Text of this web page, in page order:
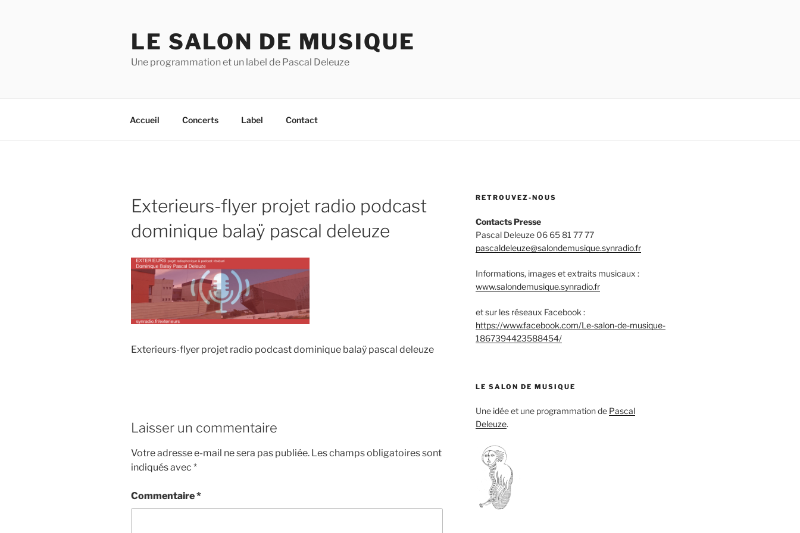
LE SALON DE MUSIQUE
Une programmation et un label de Pascal Deleuze
Accueil Concerts Label Contact
Exterieurs-flyer projet radio podcast
dominique balaÿ pascal deleuze
Exterieurs-flyer projet radio podcast dominique balaÿ pascal deleuze
Laisser un commentaire
Votre adresse e-mail ne sera pas publiée. Les champs obligatoires sont
indiqués avec *
Commentaire*
RETROUVEZ-NOUS
Contacts Presse
Pascal Deleuze 06 65 81 77 77
pascaldeleuze@salondemusique.synradio.fr
Informations, images et extraits musicaux :
www.salondemusique.synradio.fr
et sur les réseaux Facebook :
https://www.facebook.com/Le-salon-de-musique-
1867394423588454/
LE SALON DE MUSIQUE
Une idée et une programmation de Pascal
Deleuze.